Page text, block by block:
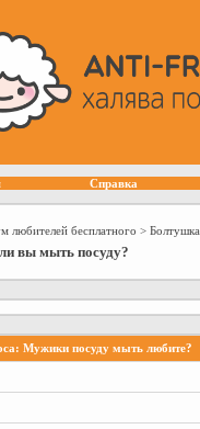
Справка
любителей бесплатного > Болтушка
вы мыть посуду?
: Мужики посуду мыть любите?